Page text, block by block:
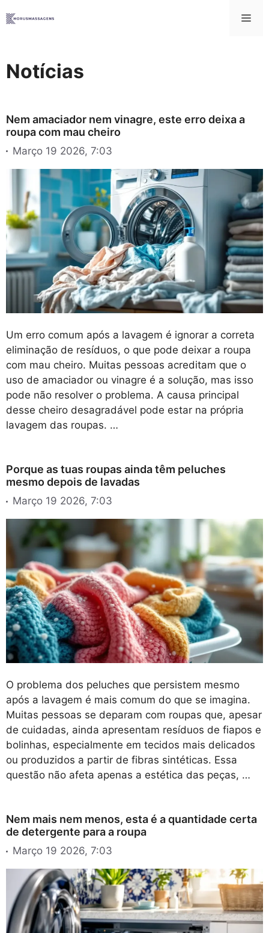
para
Notícias
Nem amaciador nem vinagre, este erro deixa a
roupa com mau cheiro
Março 19 2026, 7:03
Um erro comum após a lavagem é ignorar a correta
eliminação de resíduos, o que pode deixar a roupa
com mau cheiro. Muitas pessoas acreditam que o
uso de amaciador ou vinagre é a solução, mas isso
pode não resolver o problema. A causa principal
desse cheiro desagradável pode estar na própria
lavagem das roupas. …
Porque as tuas roupas ainda têm peluches
mesmo depois de lavadas
Março 19 2026, 7:03
O problema dos peluches que persistem mesmo
após a lavagem é mais comum do que se imagina.
Muitas pessoas se deparam com roupas que, apesar
de cuidadas, ainda apresentam resíduos de fiapos e
bolinhas, especialmente em tecidos mais delicados
ou produzidos a partir de fibras sintéticas. Essa
questão não afeta apenas a estética das peças, …
Nem mais nem menos, esta é a quantidade certa
de detergente para a roupa
Março 19 2026, 7:03